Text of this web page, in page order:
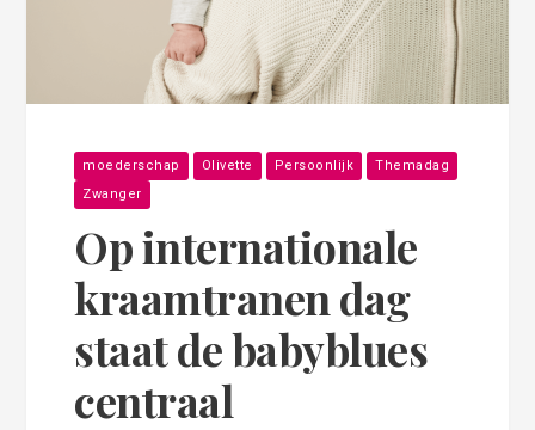
moederschap Olivette Persoonlijk
Themadag
Zwanger
Op internationale
kraamtranen dag
staat de babyblues
centraal